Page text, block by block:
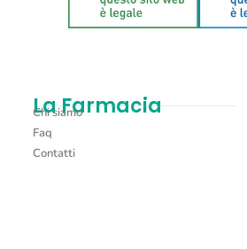
La Farmacia
Chi siamo
Faq
Contatti